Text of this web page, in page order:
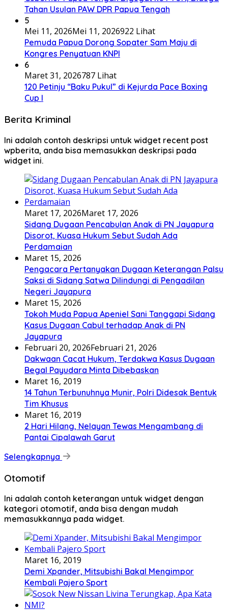
Tahan Usulan PAW DPR Papua Tengah
5
Mei 11, 2026Mei 11, 2026922 Lihat
Pemuda Papua Dorong Sopater Sam Maju di
Kongres Penyatuan KNPI
6
Maret 31, 2026787 Lihat
120 Petinju “Baku Pukul” di Kejurda Pace Boxing
Cup I
Berita Kriminal
Ini adalah contoh deskripsi untuk widget recent post
wpberita, anda bisa memasukkan deskripsi pada
widget ini.
Maret 17, 2026Maret 17, 2026
Sidang Dugaan Pencabulan Anak di PN Jayapura
Disorot, Kuasa Hukum Sebut Sudah Ada
Perdamaian
Maret 15, 2026
Pengacara Pertanyakan Dugaan Keterangan Palsu
Saksi di Sidang Satwa Dilindungi di Pengadilan
Negeri Jayapura
Maret 15, 2026
Tokoh Muda Papua Apeniel Sani Tanggapi Sidang
Kasus Dugaan Cabul terhadap Anak di PN
Jayapura
Februari 20, 2026Februari 21, 2026
Dakwaan Cacat Hukum, Terdakwa Kasus Dugaan
Begal Payudara Minta Dibebaskan
Maret 16, 2019
14 Tahun Terbunuhnya Munir, Polri Didesak Bentuk
Tim Khusus
Maret 16, 2019
2 Hari Hilang, Nelayan Tewas Mengambang di
Pantai Cipalawah Garut
Selengkapnya
Otomotif
Ini adalah contoh keterangan untuk widget dengan
kategori otomotif, anda bisa dengan mudah
memasukkannya pada widget.
Maret 16, 2019
Demi Xpander, Mitsubishi Bakal Mengimpor
Kembali Pajero Sport